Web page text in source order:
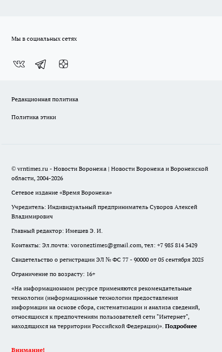
Мы в социальных сетях
Редакционная политика
Политика этики
© vrntimes.ru - Новости Воронежа | Новости Воронежа и Воронежской
области, 2004-2026
Сетевое издание «Время Воронежа»
Учредитель: Индивидуальный предприниматель Суворов Алексей
Владимирович
Главный редактор: Имешев Э. И.
Контакты: Эл.почта: voroneztimes@gmail.com, тел: +7 985 814 3429
Свидетельство о регистрации ЭЛ № ФС 77 - 90000 от 05 сентября 2025
Ограничение по возрасту: 16+
«На информационном ресурсе применяются рекомендательные
технологии (информационные технологии предоставления
информации на основе сбора, систематизации и анализа сведений,
относящихся к предпочтениям пользователей сети "Интернет",
находящихся на территории Российской Федерации)». Подробнее
Внимание!